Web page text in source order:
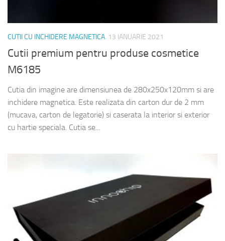
CUTII CU INCHIDERE MAGNETICA 13 IANUARIE 2021
Cutii premium pentru produse cosmetice
M6185
Cutia din imagine are dimensiunea de 280x250x120mm si are
inchidere magnetica. Este realizata din carton dur de 2 mm
(mucava, carton de legatorie) si caserata la interior si exterior
cu hartie speciala. Cutia se...